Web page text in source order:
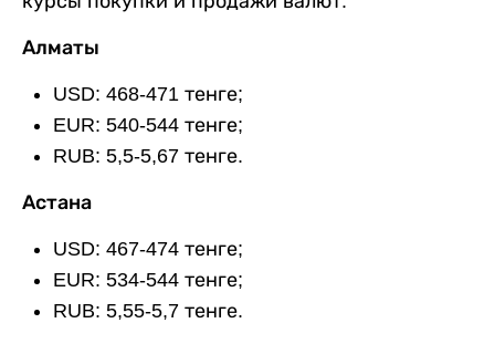
Алматы
USD: 468-471 тенге;
EUR: 540-544 тенге;
RUB: 5,5-5,67 тенге.
Астана
USD: 467-474 тенге;
EUR: 534-544 тенге;
RUB: 5,55-5,7 тенге.